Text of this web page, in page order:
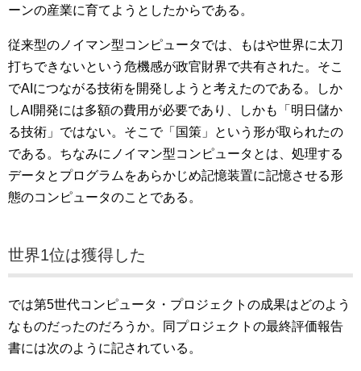
ーンの産業に育てようとしたからである。
従来型のノイマン型コンピュータでは、もはや世界に太刀
打ちできないという危機感が政官財界で共有された。そこ
でAIにつながる技術を開発しようと考えたのである。しか
しAI開発には多額の費用が必要であり、しかも「明日儲か
る技術」ではない。そこで「国策」という形が取られたの
である。ちなみにノイマン型コンピュータとは、処理する
データとプログラムをあらかじめ記憶装置に記憶させる形
態のコンピュータのことである。
世界1位は獲得した
では第5世代コンピュータ・プロジェクトの成果はどのよう
なものだったのだろうか。同プロジェクトの最終評価報告
書には次のように記されている。